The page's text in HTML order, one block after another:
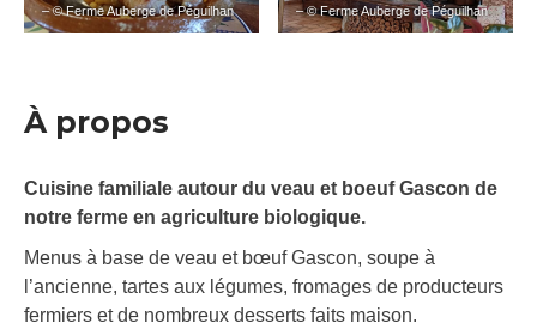
– © Ferme Auberge de Péguilhan – © Ferme Auberge de Péguilhan
À propos
Cuisine familiale autour du veau et boeuf Gascon de
notre ferme en agriculture biologique.
Menus à base de veau et bœuf Gascon, soupe à
l’ancienne, tartes aux légumes, fromages de producteurs
fermiers et de nombreux desserts faits maison.